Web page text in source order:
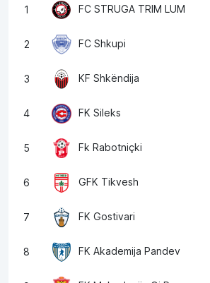
1 FC STRUGA TRIM LUM
2 FC Shkupi
3 KF Shkëndija
4 FK Sileks
5 Fk Rabotniçki
6 GFK Tikvesh
7 FK Gostivari
8 FK Akademija Pandev